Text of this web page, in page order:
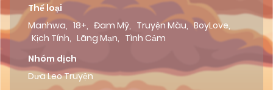
Thể loại
Manhwa, 18+, Đam Mỹ, Truyện Màu, BoyLove,
Kịch Tính, Lãng Mạn, Tình Cảm
Nhóm dịch
Dưa Leo Truyện